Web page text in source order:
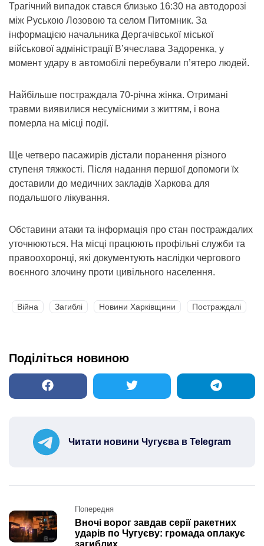
Трагічний випадок стався близько 16:30 на автодорозі
між Руською Лозовою та селом Питомник. За
інформацією начальника Дергачівської міської
військової адміністрації В’ячеслава Задоренка, у
момент удару в автомобілі перебували п’ятеро людей.
Найбільше постраждала 70-річна жінка. Отримані
травми виявилися несумісними з життям, і вона
померла на місці події.
Ще четверо пасажирів дістали поранення різного
ступеня тяжкості. Після надання першої допомоги їх
доставили до медичних закладів Харкова для
подальшого лікування.
Обставини атаки та інформація про стан постраждалих
уточнюються. На місці працюють профільні служби та
правоохоронці, які документують наслідки чергового
воєнного злочину проти цивільного населення.
Війна Загиблі Новини Харківщини Постраждалі
Поділіться новиною
Читати новини Чугуєва в Telegram
Post
navigation
Попередня
Вночі ворог завдав серії ракетних
ударів по Чугуєву: громада оплакує